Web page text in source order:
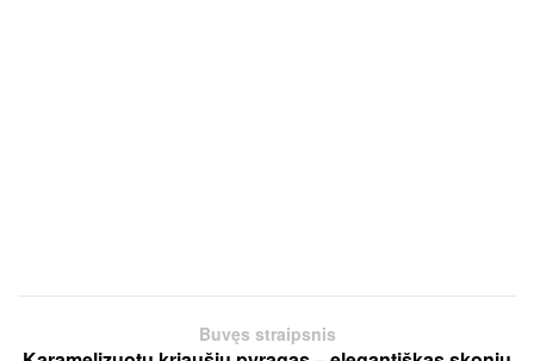
Buvęs straipsnis